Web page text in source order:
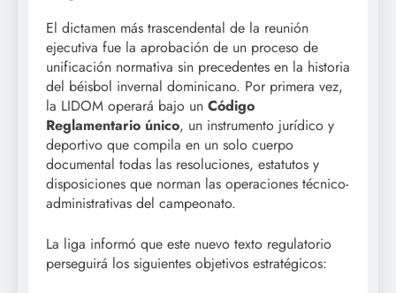
El dictamen más trascendental de la reunión
ejecutiva fue la aprobación de un proceso de
unificación normativa sin precedentes en la historia
del béisbol invernal dominicano. Por primera vez,
la LIDOM operará bajo un Código
Reglamentario único, un instrumento jurídico y
deportivo que compila en un solo cuerpo
documental todas las resoluciones, estatutos y
disposiciones que norman las operaciones técnico-
administrativas del campeonato.
La liga informó que este nuevo texto regulatorio
perseguirá los siguientes objetivos estratégicos: